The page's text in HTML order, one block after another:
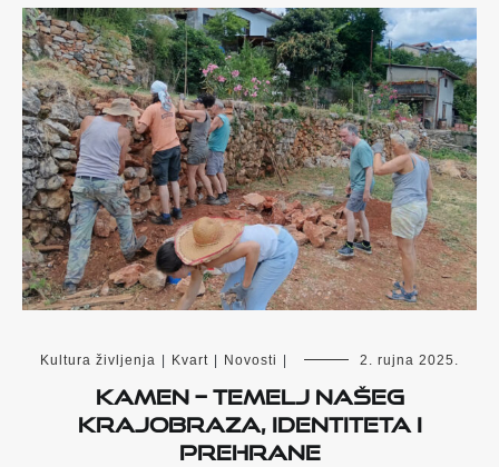
Kultura življenja Kvart Novosti 2. rujna 2025.
Kamen – temelj našeg
krajobraza, identiteta i
prehrane